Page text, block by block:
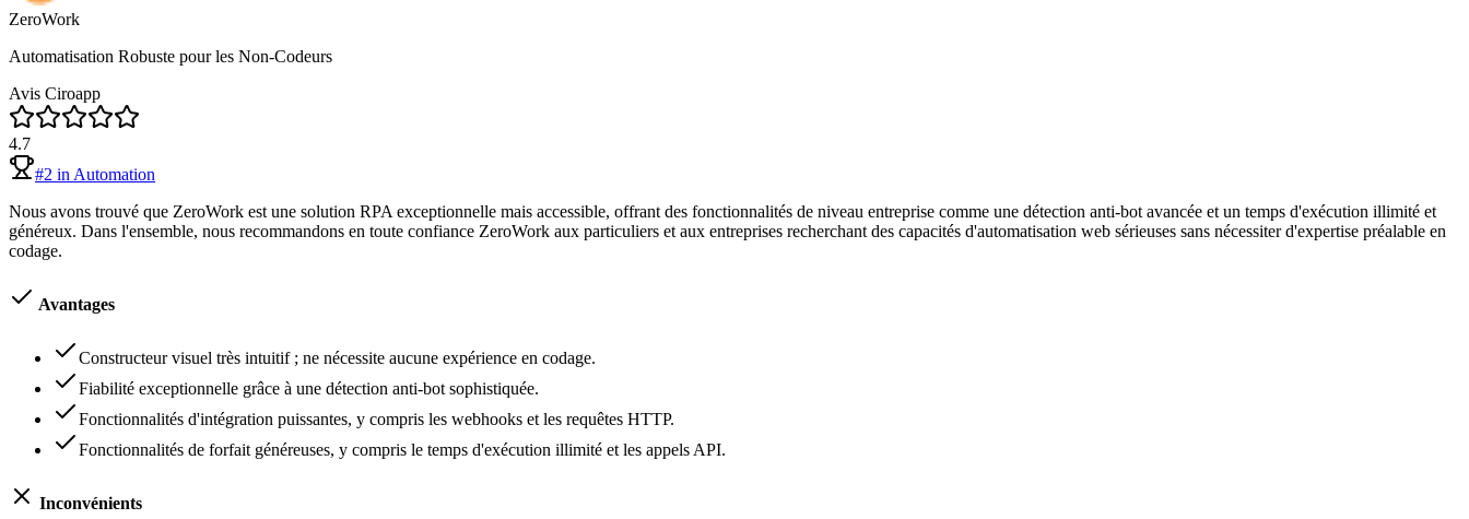
ZeroWork
Automatisation Robuste pour les Non-Codeurs
Avis Ciroapp
4.7
#2 in Automation
Nous avons trouvé que ZeroWork est une solution RPA exceptionnelle mais accessible, offrant des fonctionnalités de niveau entreprise comme une détection anti-bot avancée et un temps d'exécution illimité et
généreux. Dans l'ensemble, nous recommandons en toute confiance ZeroWork aux particuliers et aux entreprises recherchant des capacités d'automatisation web sérieuses sans nécessiter d'expertise préalable en
codage.
Avantages
Constructeur visuel très intuitif ; ne nécessite aucune expérience en codage.
Fiabilité exceptionnelle grâce à une détection anti-bot sophistiquée.
Fonctionnalités d'intégration puissantes, y compris les webhooks et les requêtes HTTP.
Fonctionnalités de forfait généreuses, y compris le temps d'exécution illimité et les appels API.
Inconvénients